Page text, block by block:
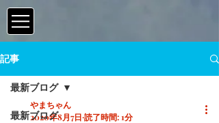
記事
最新ブログ
最新ブログ
やまちゃん
2020年8月7日 読了時間: 1分